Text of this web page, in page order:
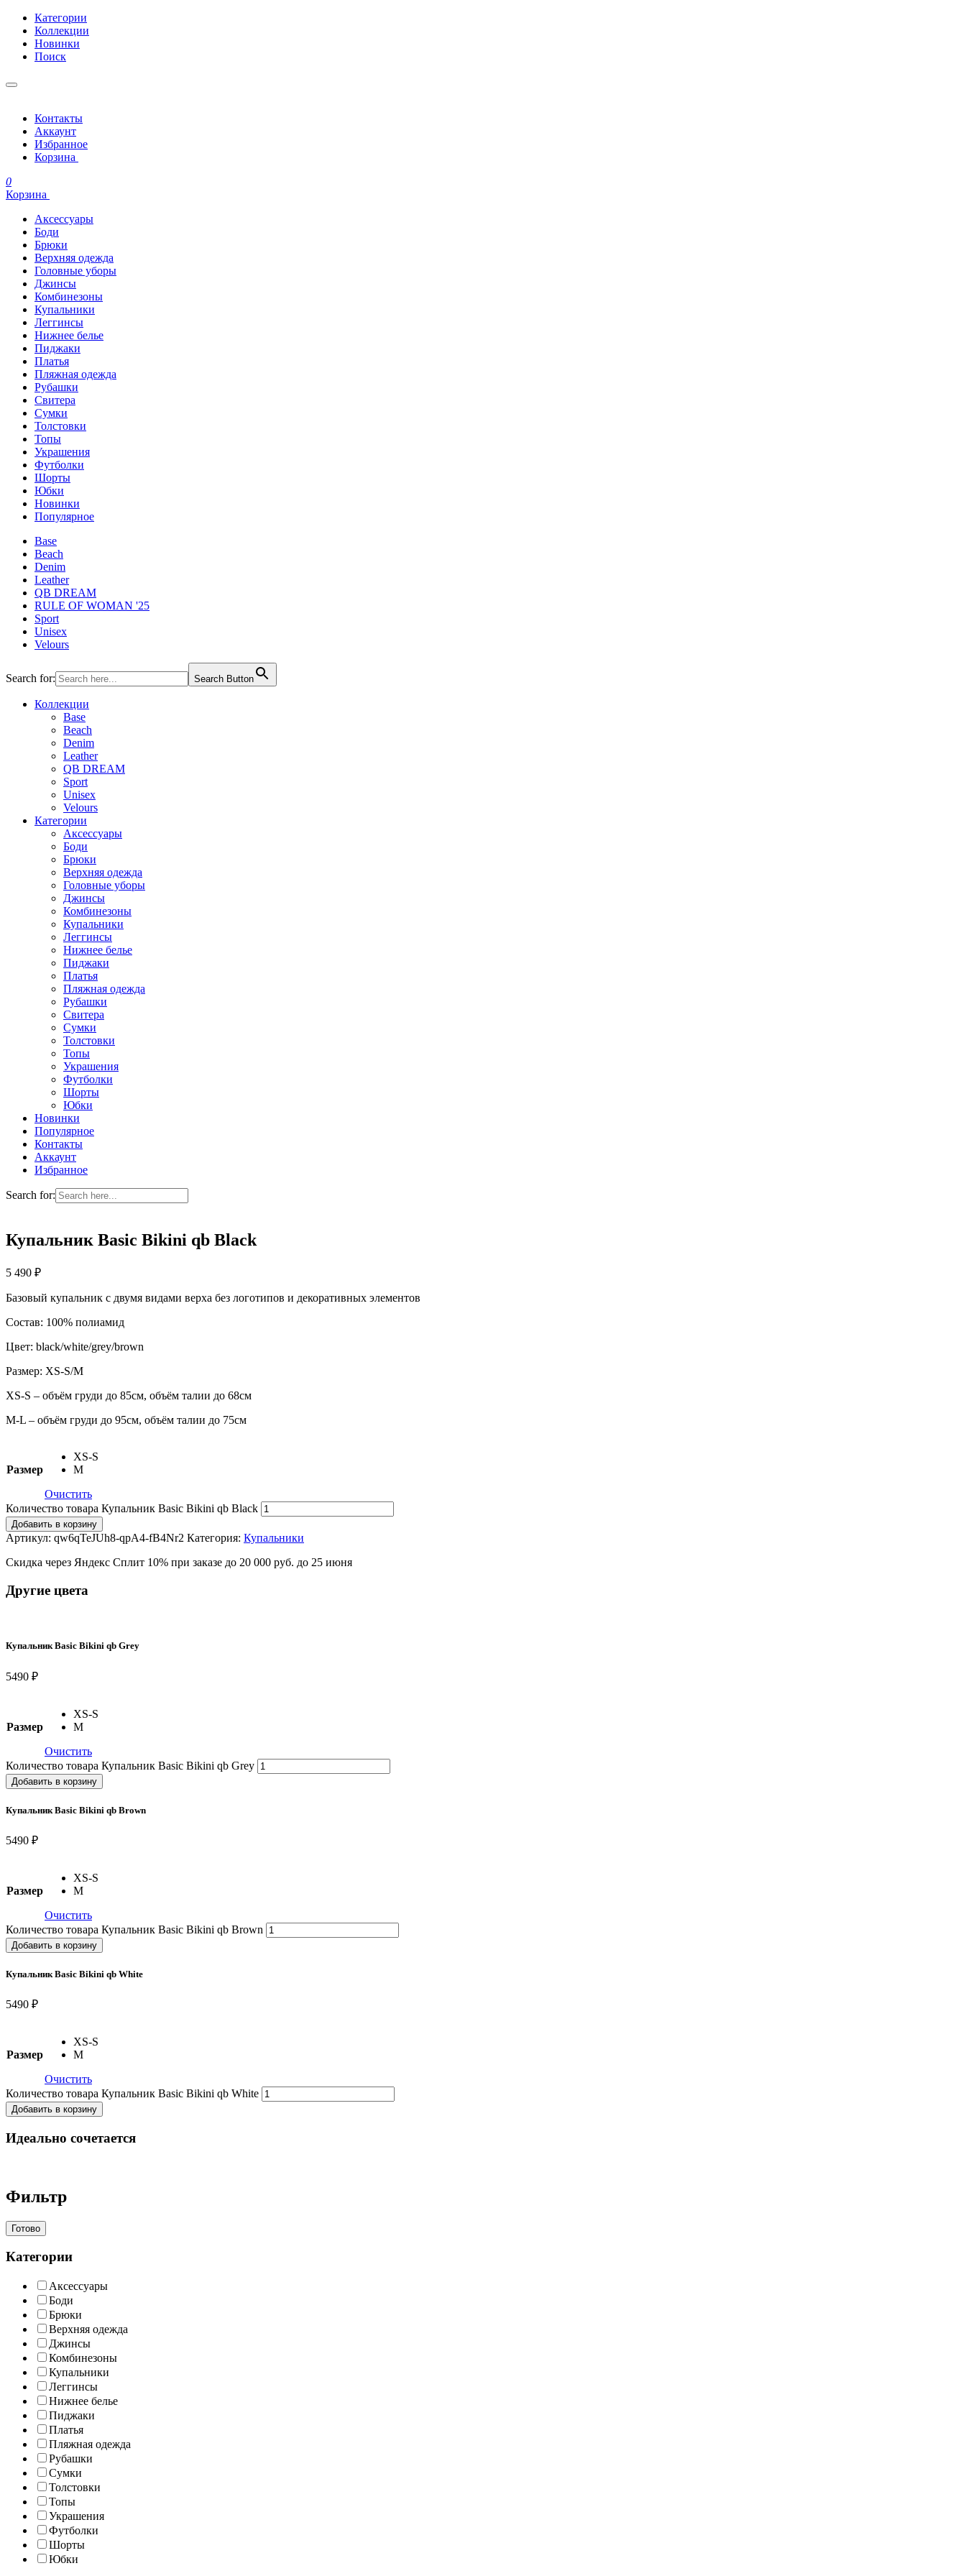
Категории
Коллекции
Новинки
Поиск
Контакты
Аккаунт
Избранное
Корзина
0
Корзина
Аксессуары
Боди
Брюки
Верхняя одежда
Головные уборы
Джинсы
Комбинезоны
Купальники
Леггинсы
Нижнее белье
Пиджаки
Платья
Пляжная одежда
Рубашки
Свитера
Сумки
Толстовки
Топы
Украшения
Футболки
Шорты
Юбки
Новинки
Популярное
Base
Beach
Denim
Leather
QB DREAM
RULE OF WOMAN '25
Sport
Unisex
Velours
Search for: Search Button
Коллекции
Base
Beach
Denim
Leather
QB DREAM
Sport
Unisex
Velours
Категории
Аксессуары
Боди
Брюки
Верхняя одежда
Головные уборы
Джинсы
Комбинезоны
Купальники
Леггинсы
Нижнее белье
Пиджаки
Платья
Пляжная одежда
Рубашки
Свитера
Сумки
Толстовки
Топы
Украшения
Футболки
Шорты
Юбки
Новинки
Популярное
Контакты
Аккаунт
Избранное
Search for:
Купальник Basic Bikini qb Black
5 490 ₽
Базовый купальник с двумя видами верха без логотипов и декоративных элементов
Состав: 100% полиамид
Цвет: black/white/grey/brown
Размер: XS-S/M
XS-S – объём груди до 85см, объём талии до 68см
M-L – объём груди до 95см, объём талии до 75см
Размер
XS-S
M
Очистить
Количество товара Купальник Basic Bikini qb Black
Добавить в корзину
Артикул: qw6qTeJUh8-qpA4-fB4Nr2 Категория: Купальники
Скидка через Яндекс Сплит 10% при заказе до 20 000 руб. до 25 июня
Другие цвета
Купальник Basic Bikini qb Grey
5490 ₽
Размер
XS-S
M
Очистить
Количество товара Купальник Basic Bikini qb Grey
Добавить в корзину
Купальник Basic Bikini qb Brown
5490 ₽
Размер
XS-S
M
Очистить
Количество товара Купальник Basic Bikini qb Brown
Добавить в корзину
Купальник Basic Bikini qb White
5490 ₽
Размер
XS-S
M
Очистить
Количество товара Купальник Basic Bikini qb White
Добавить в корзину
Идеально сочетается
Фильтр
Готово
Категории
Аксессуары
Боди
Брюки
Верхняя одежда
Джинсы
Комбинезоны
Купальники
Леггинсы
Нижнее белье
Пиджаки
Платья
Пляжная одежда
Рубашки
Сумки
Толстовки
Топы
Украшения
Футболки
Шорты
Юбки